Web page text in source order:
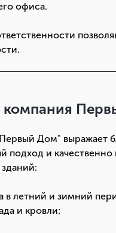
офиса.
Дом" выражает
подход и
в летний и зимний
и кровли;